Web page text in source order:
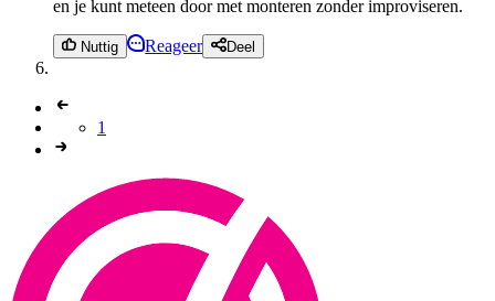
en je kunt meteen door met monteren zonder improviseren.
Nuttig Reageer Deel
1